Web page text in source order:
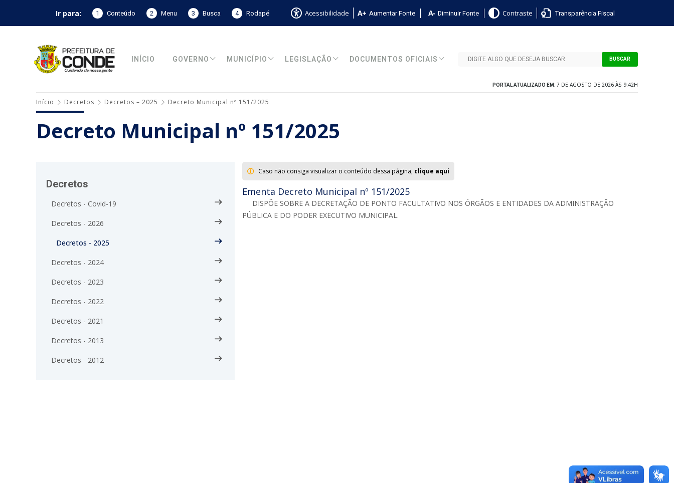
Ir para: 1 Conteúdo 2 Menu 3 Busca 4 Rodapé Acessibilidade Aumentar Fonte Diminuir Fonte Contraste Transparência Fiscal
INÍCIO GOVERNO MUNICÍPIO LEGISLAÇÃO DOCUMENTOS OFICIAIS BUSCAR
PORTAL ATUALIZADO EM: 7 DE AGOSTO DE 2026 ÀS 9:42H
Início Decretos Decretos – 2025 Decreto Municipal nº 151/2025
Decreto Municipal nº 151/2025
Decretos
Decretos - Covid-19
Decretos - 2026
Decretos - 2025
Decretos - 2024
Decretos - 2023
Decretos - 2022
Decretos - 2021
Decretos - 2013
Decretos - 2012
Caso não consiga visualizar o conteúdo dessa página, clique aqui
Ementa Decreto Municipal nº 151/2025
DISPÕE SOBRE A DECRETAÇÃO DE PONTO FACULTATIVO NOS ÓRGÃOS E ENTIDADES DA ADMINISTRAÇÃO
PÚBLICA E DO PODER EXECUTIVO MUNICIPAL.